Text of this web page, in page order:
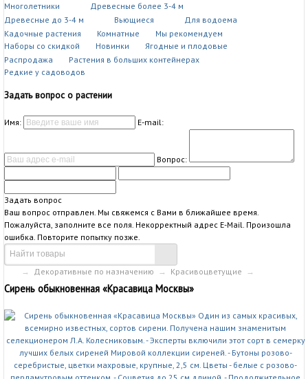
Многолетники
Древесные более 3-4 м
Древесные до 3-4 м
Вьющиеся
Для водоема
Кадочные растения
Комнатные
Мы рекомендуем
Наборы со скидкой
Новинки
Ягодные и плодовые
Распродажа
Растения в больших контейнерах
Редкие у садоводов
Задать вопрос о растении
Имя: E-mail:
Вопрос:
Задать вопрос
Ваш вопрос отправлен. Мы свяжемся с Вами в ближайшее время.
Пожалуйста, заполните все поля. Некорректный адрес E-Mail. Произошла
ошибка. Повторите попытку позже.
→ Декоративные по назначению → Красивоцветущие →
Сирень обыкновенная «Красавица Москвы»